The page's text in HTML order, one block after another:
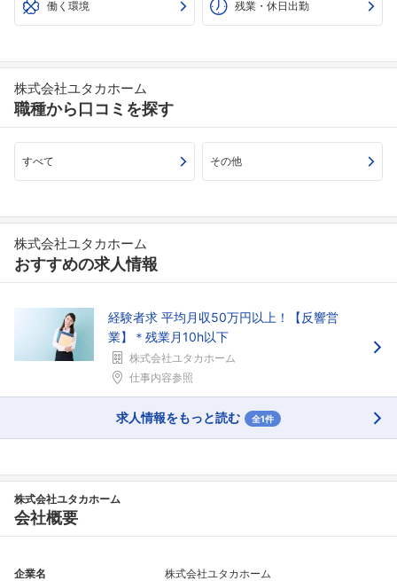
フォローしました
こちらの企業もフォローしませんか？
働く環境 残業・休日出勤
株式会社ユタカホーム
職種から口コミを探す
すべて その他
株式会社ユタカホーム
おすすめの求人情報
経験者求 平均月収50万円以上！【反響営
業】＊残業月10h以下
株式会社ユタカホーム
仕事内容参照
求人情報をもっと読む 全1件
株式会社ユタカホーム
会社概要
企業名 株式会社ユタカホーム